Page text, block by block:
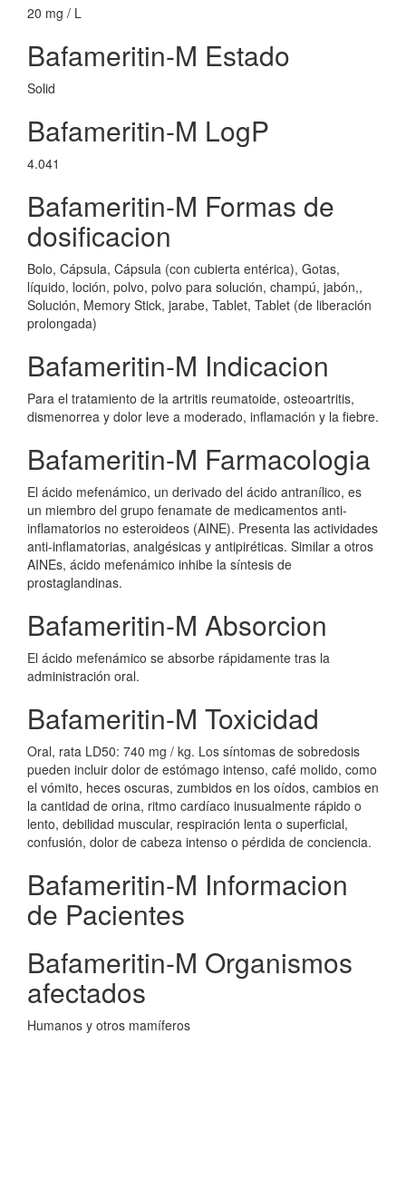
20 mg / L
Bafameritin-M Estado
Solid
Bafameritin-M LogP
4.041
Bafameritin-M Formas de
dosificacion
Bolo, Cápsula, Cápsula (con cubierta entérica), Gotas,
líquido, loción, polvo, polvo para solución, champú, jabón,,
Solución, Memory Stick, jarabe, Tablet, Tablet (de liberación
prolongada)
Bafameritin-M Indicacion
Para el tratamiento de la artritis reumatoide, osteoartritis,
dismenorrea y dolor leve a moderado, inflamación y la fiebre.
Bafameritin-M Farmacologia
El ácido mefenámico, un derivado del ácido antranílico, es
un miembro del grupo fenamate de medicamentos anti-
inflamatorios no esteroideos (AINE). Presenta las actividades
anti-inflamatorias, analgésicas y antipiréticas. Similar a otros
AINEs, ácido mefenámico inhibe la síntesis de
prostaglandinas.
Bafameritin-M Absorcion
El ácido mefenámico se absorbe rápidamente tras la
administración oral.
Bafameritin-M Toxicidad
Oral, rata LD50: 740 mg / kg. Los síntomas de sobredosis
pueden incluir dolor de estómago intenso, café molido, como
el vómito, heces oscuras, zumbidos en los oídos, cambios en
la cantidad de orina, ritmo cardíaco inusualmente rápido o
lento, debilidad muscular, respiración lenta o superficial,
confusión, dolor de cabeza intenso o pérdida de conciencia.
Bafameritin-M Informacion
de Pacientes
Bafameritin-M Organismos
afectados
Humanos y otros mamíferos